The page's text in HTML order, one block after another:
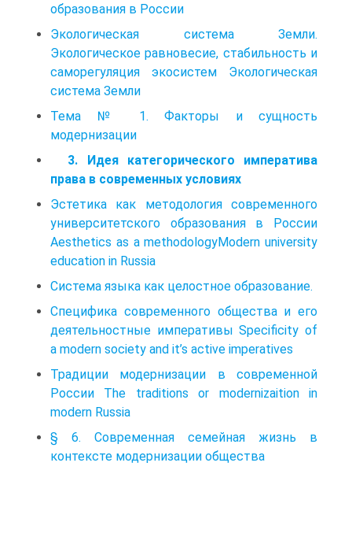
образования в России
Экологическая система Земли.
Экологическое равновесие, стабильность и
саморегуляция экосистем Экологическая
система Земли
Тема № 1. Факторы и сущность
модернизации
3. Идея категорического императива
права в современных условиях
Эстетика как методология современного
университетского образования в России
Aesthetics as a methodologyModern university
education in Russia
Система языка как целостное образование.
Специфика современного общества и его
деятельностные императивы Specificity of
a modern society and it’s active imperatives
Традиции модернизации в современной
России The traditions or modernizaition in
modern Russia
§ 6. Современная семейная жизнь в
контексте модернизации общества